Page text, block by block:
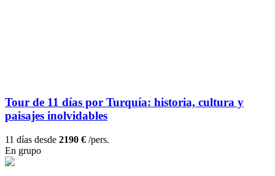
Tour de 11 días por Turquía: historia, cultura y
paisajes inolvidables
11 días desde 2190 € /pers.
En grupo